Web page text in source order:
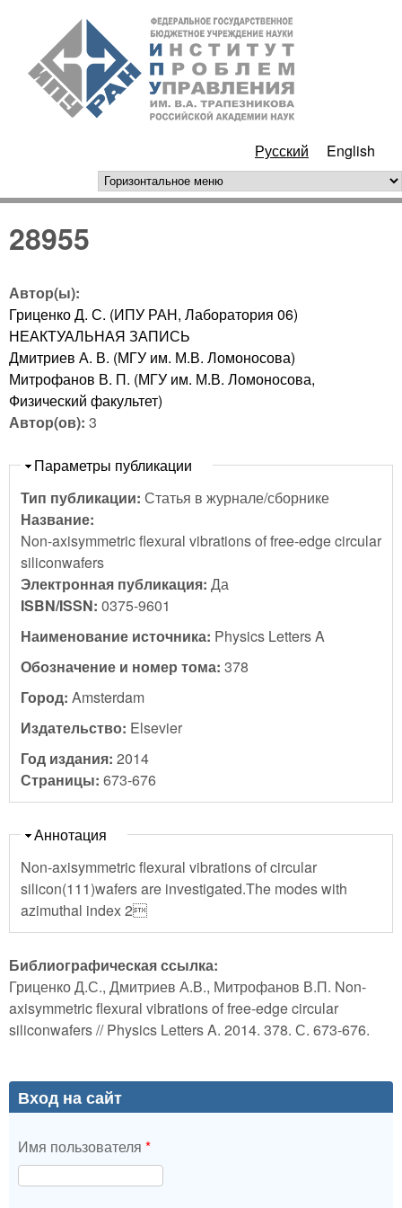
Перейти к основному
содержанию
РАН
Русский English
горизонтальное меню
28955
Автор(ы):
Гриценко Д. С. (ИПУ РАН, Лаборатория 06)
НЕАКТУАЛЬНАЯ ЗАПИСЬ
Дмитриев А. В. (МГУ им. М.В. Ломоносова)
Митрофанов В. П. (МГУ им. М.В. Ломоносова,
Физический факультет)
Автор(ов): 3
Скрыть
Параметры публикации
Тип публикации: Статья в журнале/сборнике
Название:
Non-axisymmetric flexural vibrations of free-edge circular
siliconwafers
Электронная публикация: Да
ISBN/ISSN: 0375-9601
Наименование источника: Physics Letters A
Обозначение и номер тома: 378
Город: Amsterdam
Издательство: Elsevier
Год издания: 2014
Страницы: 673-676
Скрыть
Аннотация
Non-axisymmetric flexural vibrations of circular
silicon(111)wafers are investigated.The modes with
azimuthal index 2
Библиографическая ссылка:
Гриценко Д.С., Дмитриев А.В., Митрофанов В.П. Non-
axisymmetric flexural vibrations of free-edge circular
siliconwafers // Physics Letters A. 2014. 378. С. 673-676.
Вход на сайт
Имя пользователя *